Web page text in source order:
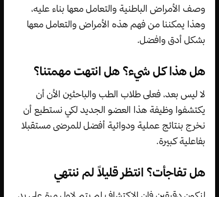
وصف الأمراض الباطنية والتعامل معها بناء عليه،
وهذا يمكننا من فهم هذه الأمراض والتعامل معها
بشكل أدق وافضل.
هل هذا كل شيء؟ هل انتهت مهمتنا؟
لا ليس بعد، فعلى طلاب الطب والباحثين الأن أن
يكتشفوا وظيفة هذا العضو الجديد لكي نستطيع أن
نخرج بنتائج عملية ودوائية أفضل للمرضى مستقبلا
بفاعلية كبيرة.
هل تفاجأت؟ انتظر قليلاً لم ننتهي